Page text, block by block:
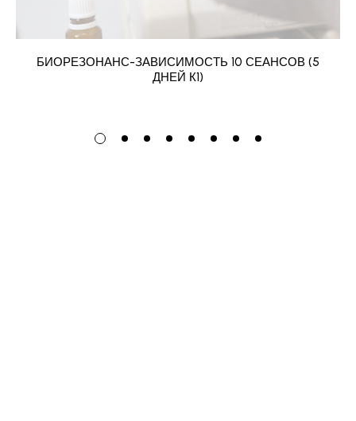
БИОРЕЗОНАНС-ЗАВИСИМОСТЬ 10 СЕАНСОВ (5
ДНЕЙ К1)